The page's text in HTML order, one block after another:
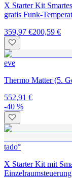
X Starter Kit
gratis Funk-
359,97 €200,59 €
eve
Thermo Matter (5.
552,91 €
-40 %
tado°
X Starter Kit mit